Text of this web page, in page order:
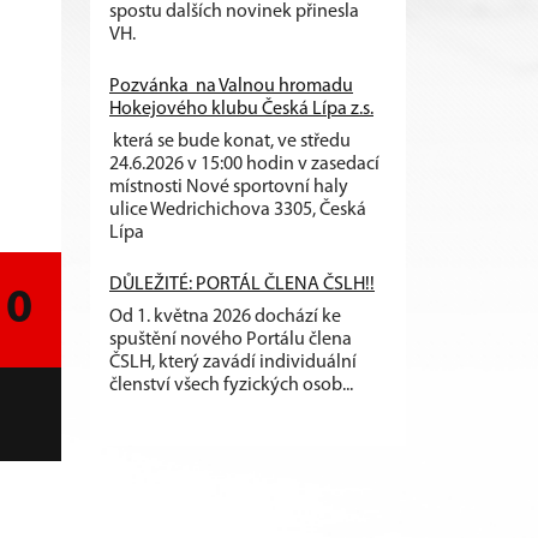
spostu dalších novinek přinesla
VH.
Pozvánka na Valnou hromadu
Hokejového klubu Česká Lípa z.s.
která se bude konat, ve středu
24.6.2026 v 15:00 hodin v zasedací
místnosti Nové sportovní haly
ulice Wedrichichova 3305, Česká
Lípa
DŮLEŽITÉ: PORTÁL ČLENA ČSLH!!
Od 1. května 2026 dochází ke
spuštění nového Portálu člena
ČSLH, který zavádí individuální
členství všech fyzických osob...